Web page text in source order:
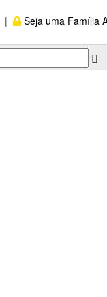
| Seja uma Família